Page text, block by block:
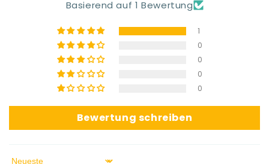
Basierend auf 1 Bewertung
1
0
0
0
0
Bewertung schreiben